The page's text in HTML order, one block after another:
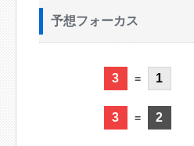
予想フォーカス
3 = 1
3 = 2